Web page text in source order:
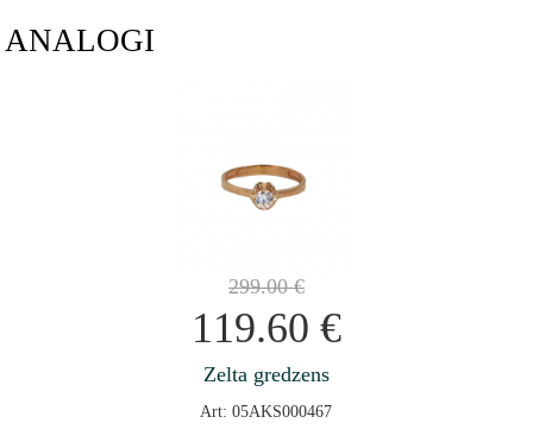
ANALOGI
299.00€
119.60 €
Zelta gredzens
Art: 05AKS000467